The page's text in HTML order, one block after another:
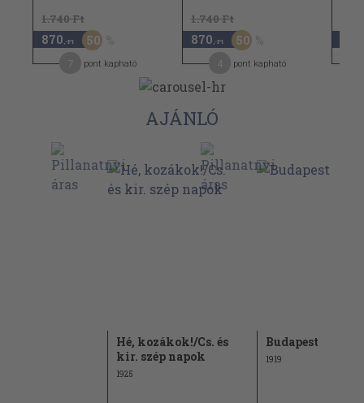
1.740 Ft
870 ,-Ft 50
pont kapható
1.740 Ft
870 ,-Ft 50
pont kapható
AJÁNLÓ
Hé, kozákok!/Cs. és
kir. szép napok
1925
Budapest
1919